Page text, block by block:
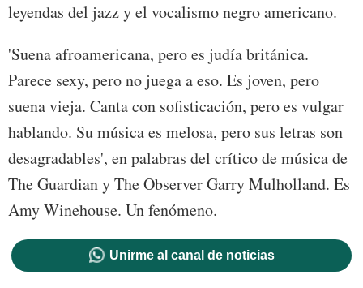
leyendas del jazz y el vocalismo negro americano.
'Suena afroamericana, pero es judía británica.
Parece sexy, pero no juega a eso. Es joven, pero
suena vieja. Canta con sofisticación, pero es vulgar
hablando. Su música es melosa, pero sus letras son
desagradables', en palabras del crítico de música de
The Guardian y The Observer Garry Mulholland. Es
Amy Winehouse. Un fenómeno.
Unirme al canal de noticias